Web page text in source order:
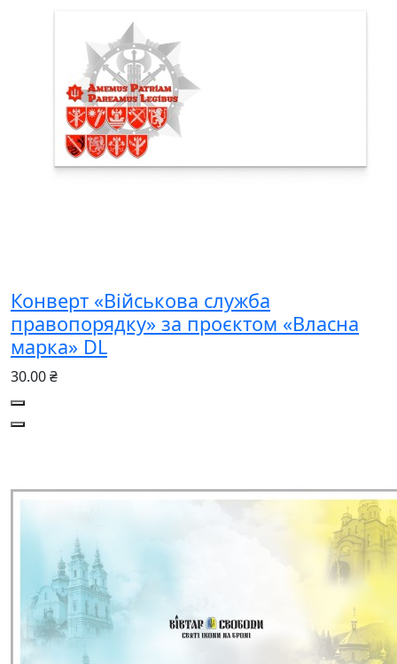
Конверт «Військова служба
правопорядку» за проєктом «Власна
марка» DL
30.00 ₴